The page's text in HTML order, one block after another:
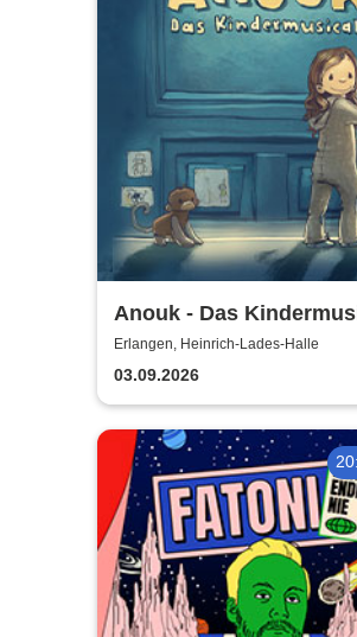
Anouk - Das
Erlangen, Heinrich-Lades-Halle
03.09.2026